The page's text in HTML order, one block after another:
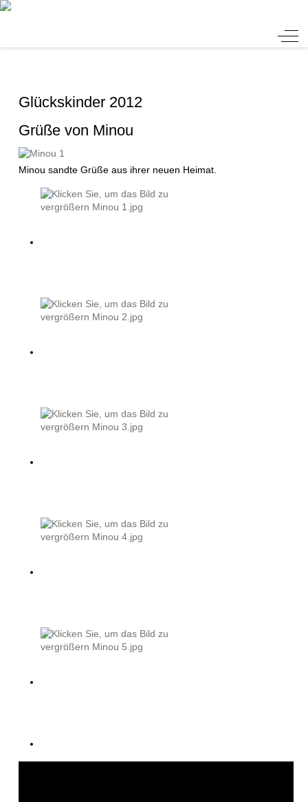
Off-
Glückskinder 2012
Grüße von Minou
Minou sandte Grüße aus ihrer neuen Heimat.